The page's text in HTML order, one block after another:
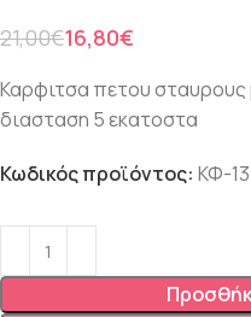
21,00€16,80€
Καρφιτσα πετου σταυρους
διασταση 5 εκατοστα
Κωδικός προϊόντος: ΚΦ-